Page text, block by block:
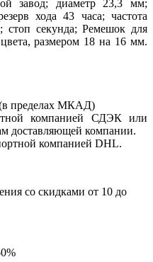
завод; диаметр 23,3 мм;
хода 43 часа; частота
стоп секунда; Ремешок для
размером 18 на 16 мм.
(в пределах МКАД)
компанией СДЭК или
доставляющей компании.
компанией DHL.
со скидками от 10 до